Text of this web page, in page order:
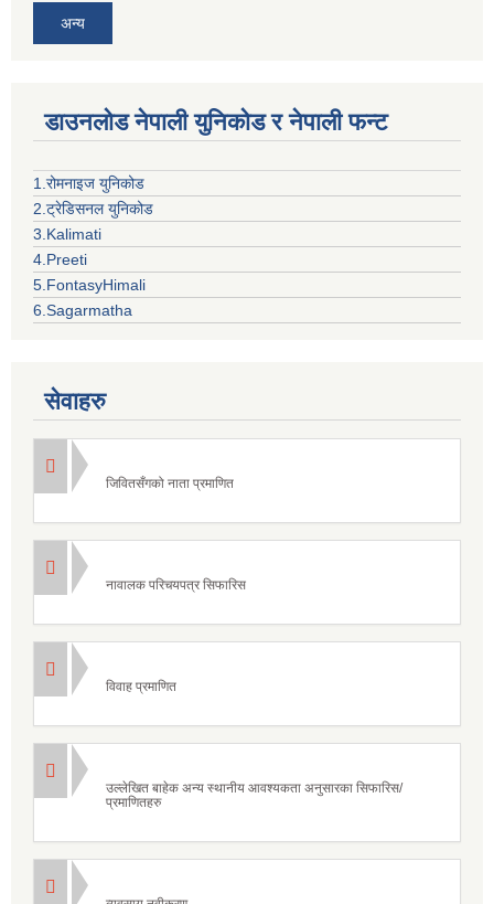
अन्य
डाउनलोड नेपाली युनिकोड र नेपाली फन्ट
1.रोमनाइज युनिकोड
2.ट्रेडिसनल युनिकोड
3.Kalimati
4.Preeti
5.FontasyHimali
6.Sagarmatha
सेवाहरु
जिवितसँगको नाता प्रमाणित
नावालक परिचयपत्र सिफारिस
विवाह प्रमाणित
उल्लेखित बाहेक अन्य स्थानीय आवश्यकता अनुसारका सिफारिस/
प्रमाणितहरु